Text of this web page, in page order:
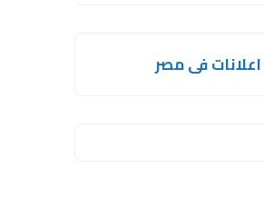
اعلانات فى مصر